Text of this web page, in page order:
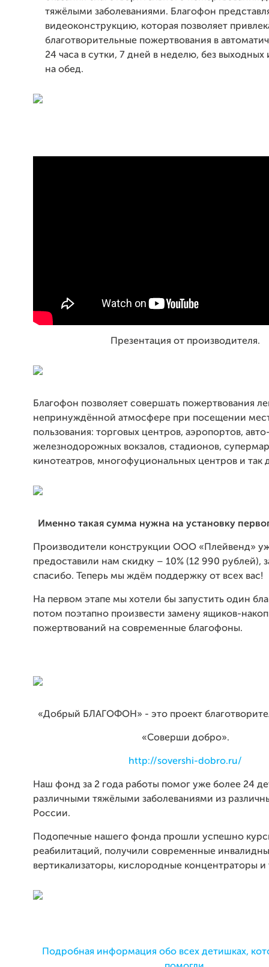
тяжёлыми заболеваниями. Благофон
видеоконструкцию, которая позволяет
благотворительные пожертвования в
24 часа в сутки, 7 дней в неделю, без выходных
на обед.
Презентация от производителя.
Благофон позволяет совершать пожертвования
непринуждённой атмосфере при посещении
пользования: торговых центров, аэропортов,
железнодорожных вокзалов, стадионов,
кинотеатров, многофуциональных центров и так
Именно такая сумма нужна на установку
Производители конструкции ООО «Плейвенд»
предоставили нам скидку – 10% (12 990 рублей),
спасибо. Теперь мы ждём поддержку от всех вас!
На первом этапе мы хотели бы запустить один
потом поэтапно произвести замену ящиков-
пожертвований на современные благофоны.
«Добрый БЛАГОФОН» - это проект
«Соверши добро».
http://sovershi-dobro.ru/
Наш фонд за 2 года работы помог уже более 24
различными тяжёлыми заболеваниями из
России.
Подопечные нашего фонда прошли успешно
реабилитаций, получили современные
вертикализаторы, кислородные концентраторы и
Подробная информация обо всех детишках,